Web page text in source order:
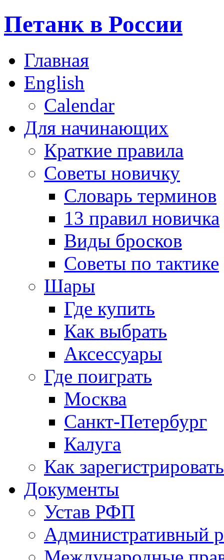
Петанк в России
Главная
English
Calendar
Для начинающих
Краткие правила
Советы новичку
Словарь терминов
13 правил новичка
Виды бросков
Советы по тактике
Шары
Где купить
Как выбрать
Аксессуары
Где поиграть
Москва
Санкт-Петербург
Калуга
Как
Документы
Устав РФП
Административный